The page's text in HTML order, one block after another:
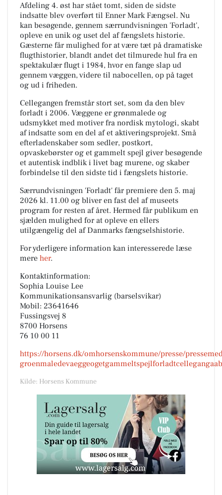
Afdeling 4. øst har stået tomt, siden de sidste
indsatte blev overført til Enner Mark Fængsel. Nu
kan besøgende, gennem særrundvisningen 'Forladt',
opleve en unik og uset del af fængslets historie.
Gæsterne får mulighed for at være tæt på dramatiske
flugthistorier, blandt andet det tilmurede hul fra en
spektakulær flugt i 1984, hvor en fange slap ud
gennem væggen, videre til nabocellen, op på taget
og ud i friheden.
Cellegangen fremstår stort set, som da den blev
forladt i 2006. Væggene er grønmalede og
udsmykket med motiver fra nordisk mytologi, skabt
af indsatte som en del af et aktiveringsprojekt. Små
efterladenskaber som sedler, postkort,
opvaskebørster og et gammelt spejl giver besøgende
et autentisk indblik i livet bag murene, og skaber
forbindelse til den sidste tid i fængslets historie.
Særrundvisningen 'Forladt' får premiere den 5. maj
2026 kl. 11.00 og bliver en fast del af museets
program for resten af året. Hermed får publikum en
sjælden mulighed for at opleve en ellers
utilgængelig del af Danmarks fængselshistorie.
For yderligere information kan interesserede læse
mere her.
Kontaktinformation:
Sophia Louise Lee
Kommunikationsansvarlig (barselsvikar)
Mobil: 23641646
Fussingsvej 8
8700 Horsens
76 10 00 11
https://horsens.dk/omhorsenskommune/presse/
Kilde: Horsens Kommune